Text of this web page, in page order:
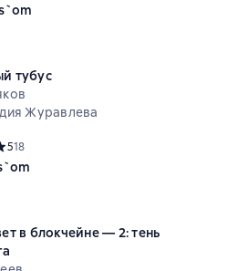
тубус
Журавлева
рейтинг 5 на основе 18 оценок
518
в блокчейне — 2: тень